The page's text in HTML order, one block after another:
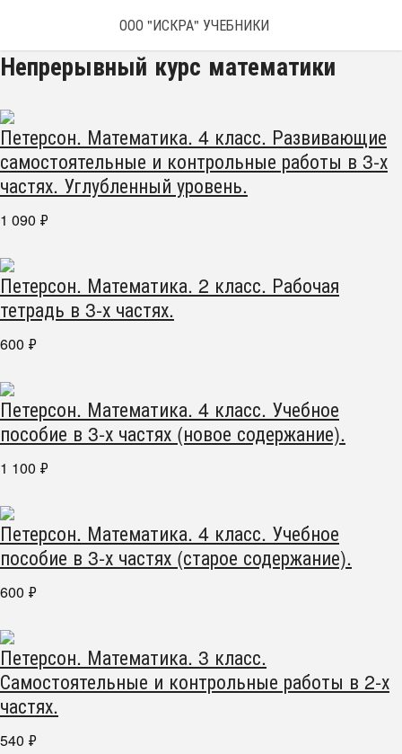
ООО "ИСКРА" УЧЕБНИКИ
Непрерывный курс математики
Петерсон. Математика. 4 класс. Развивающие
самостоятельные и контрольные работы в 3-х
частях. Углубленный уровень.
1 090 ₽
Петерсон. Математика. 2 класс. Рабочая
тетрадь в 3-х частях.
600 ₽
Петерсон. Математика. 4 класс. Учебное
пособие в 3-х частях (новое содержание).
1 100 ₽
Петерсон. Математика. 4 класс. Учебное
пособие в 3-х частях (старое содержание).
600 ₽
Петерсон. Математика. 3 класс.
Самостоятельные и контрольные работы в 2-х
частях.
540 ₽